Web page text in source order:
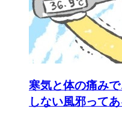
寒気と体の痛み
しない風邪って